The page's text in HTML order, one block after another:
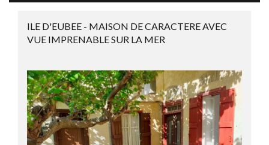
ILE D'EUBEE - MAISON DE CARACTERE AVEC
VUE IMPRENABLE SUR LA MER